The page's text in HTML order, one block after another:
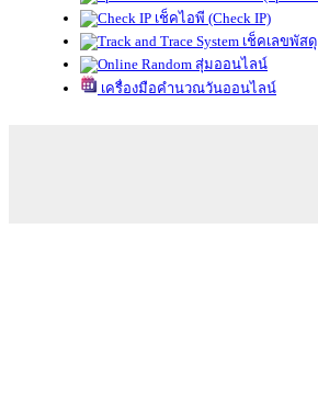
เช็คไอพี (Check IP)
เช็คเลขพัสดุ
สุ่มออนไลน์
เครื่องมือคำนวณวันออนไลน์